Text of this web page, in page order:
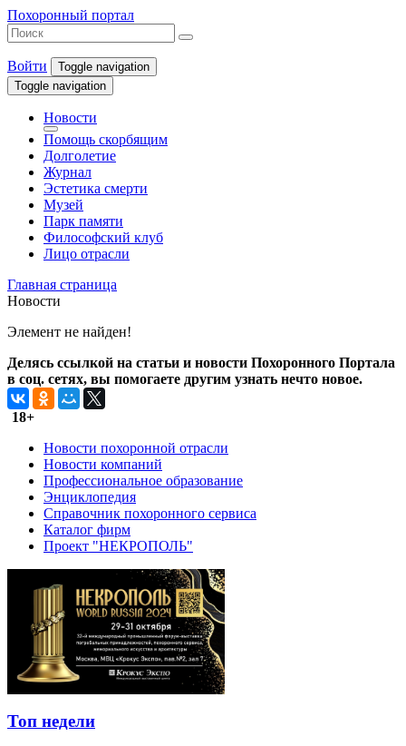
Похоронный портал
Войти
Toggle navigation
Toggle navigation
Новости
Помощь скорбящим
Долголетие
Журнал
Эстетика смерти
Музей
Парк памяти
Философский клуб
Лицо отрасли
Главная страница
Новости
Элемент не найден!
Делясь ссылкой на статьи и новости Похоронного Портала
в соц. сетях, вы помогаете другим узнать нечто новое.
18+
Новости похоронной отрасли
Новости компаний
Профессиональное образование
Энциклопедия
Справочник похоронного сервиса
Каталог фирм
Проект "НЕКРОПОЛЬ"
Топ недели